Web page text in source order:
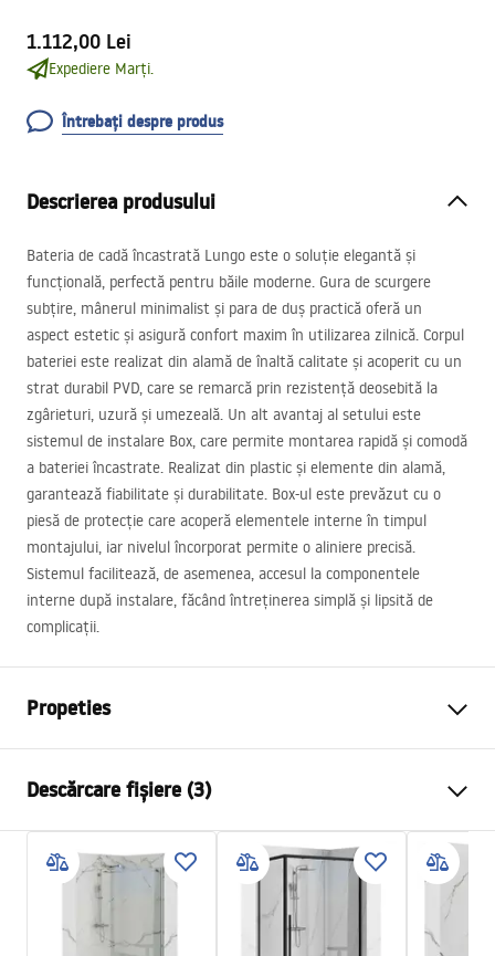
1.112,00 Lei
Expediere Marți.
Întrebați despre produs
Descrierea produsului
Bateria de cadă încastrată Lungo este o soluție elegantă și
funcțională, perfectă pentru băile moderne. Gura de scurgere
subțire, mânerul minimalist și para de duș practică oferă un
aspect estetic și asigură confort maxim în utilizarea zilnică. Corpul
bateriei este realizat din alamă de înaltă calitate și acoperit cu un
strat durabil PVD, care se remarcă prin rezistență deosebită la
zgârieturi, uzură și umezeală. Un alt avantaj al setului este
sistemul de instalare Box, care permite montarea rapidă și comodă
a bateriei încastrate. Realizat din plastic și elemente din alamă,
garantează fiabilitate și durabilitate. Box-ul este prevăzut cu o
piesă de protecție care acoperă elementele interne în timpul
montajului, iar nivelul încorporat permite o aliniere precisă.
Sistemul facilitează, de asemenea, accesul la componentele
interne după instalare, făcând întreținerea simplă și lipsită de
complicații.
Propeties
Metodă de montaj
Culoare
Titan
Tip de gura de scurgere
Fixă
Alamă, ABS
Lungimea gurii
mm
Descărcare fișiere (3)
Instrucțiuni de asamblare
Faucet.pdf